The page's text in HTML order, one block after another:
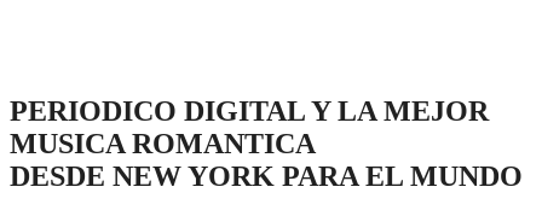
PERIODICO DIGITAL Y LA MEJOR
MUSICA ROMANTICA
DESDE NEW YORK PARA EL MUNDO